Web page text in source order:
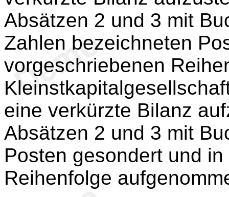
Absätzen 2 und 3 mit
Zahlen bezeichneten
vorgeschriebenen
eine verkürzte Bilanz
Absätzen 2 und 3 mit
Posten gesondert und
Reihenfolge